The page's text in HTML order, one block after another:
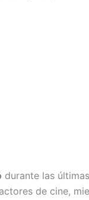
durante las
de cine,